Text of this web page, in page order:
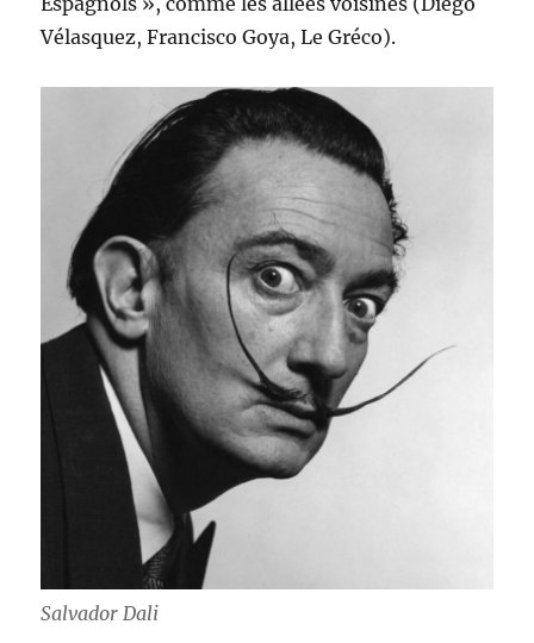
Vélasquez, Francisco Goya, Le Gréco).
Salvador Dali